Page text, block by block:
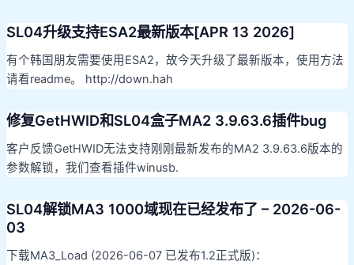
SL04升级支持ESA2最新版本[APR 13 2026]
有个韩国朋友需要使用ESA2，故今天升级了最新版本，使用方法
请看readme。 http://down.hah
修复GetHWID和SL04盒子MA2 3.9.63.6插件bug
客户反馈GetHWID无法支持刚刚最新发布的MA2 3.9.63.6版本的
参数解锁，我们查看插件winusb.
SL04解锁MA3 1000域现在已经发布了 – 2026-06-
03
下载MA3_Load (2026-06-07 已发布1.2正式版)：